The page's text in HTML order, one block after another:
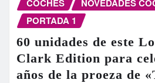
COCHES
NOVEDADES
PORTADA 1
60 unidades de este
Clark Edition para
años de la proeza de